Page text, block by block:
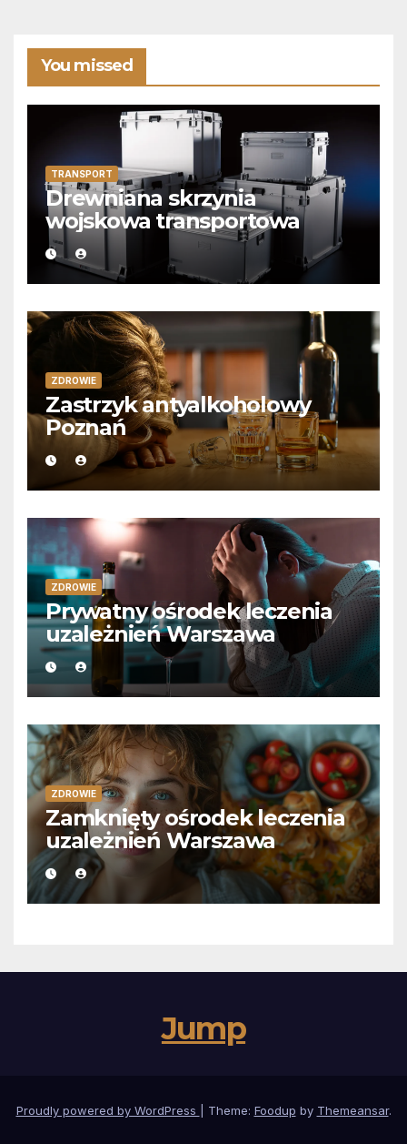
You missed
TRANSPORT
Drewniana skrzynia
wojskowa transportowa
ZDROWIE
Zastrzyk antyalkoholowy
Poznań
ZDROWIE
Prywatny ośrodek leczenia
uzależnień Warszawa
ZDROWIE
Zamknięty ośrodek leczenia
uzależnień Warszawa
Jump
Proudly powered by WordPress Theme: Foodup by Themeansar.